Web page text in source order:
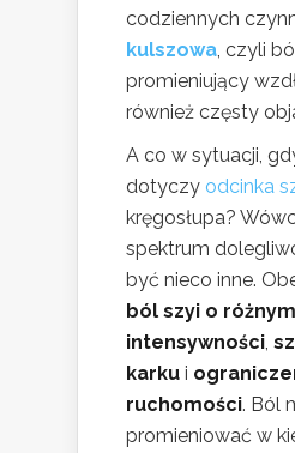
codziennych
kulszowa , czyli
promieniujący
również częsty
A co w sytuacji,
dotyczy odcinka
kręgosłupa?
spektrum
być nieco inne.
ból szyi o
intensywności
karku i
ruchomości. Ból
promieniować w